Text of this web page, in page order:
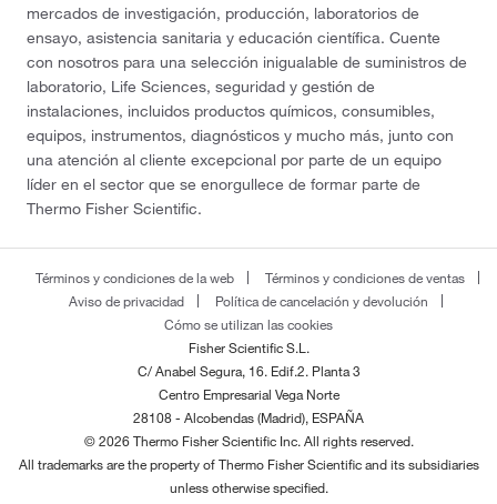
mercados de investigación, producción, laboratorios de
ensayo, asistencia sanitaria y educación científica. Cuente
con nosotros para una selección inigualable de suministros de
laboratorio, Life Sciences, seguridad y gestión de
instalaciones, incluidos productos químicos, consumibles,
equipos, instrumentos, diagnósticos y mucho más, junto con
una atención al cliente excepcional por parte de un equipo
líder en el sector que se enorgullece de formar parte de
Thermo Fisher Scientific.
Términos y condiciones de la web
Términos y condiciones de ventas
Aviso de privacidad
Política de cancelación y devolución
Cómo se utilizan las cookies
Fisher Scientific S.L.
C/ Anabel Segura, 16. Edif.2. Planta 3
Centro Empresarial Vega Norte
28108 - Alcobendas (Madrid), ESPAÑA
© 2026 Thermo Fisher Scientific Inc. All rights reserved.
All trademarks are the property of Thermo Fisher Scientific and its subsidiaries
unless otherwise specified.